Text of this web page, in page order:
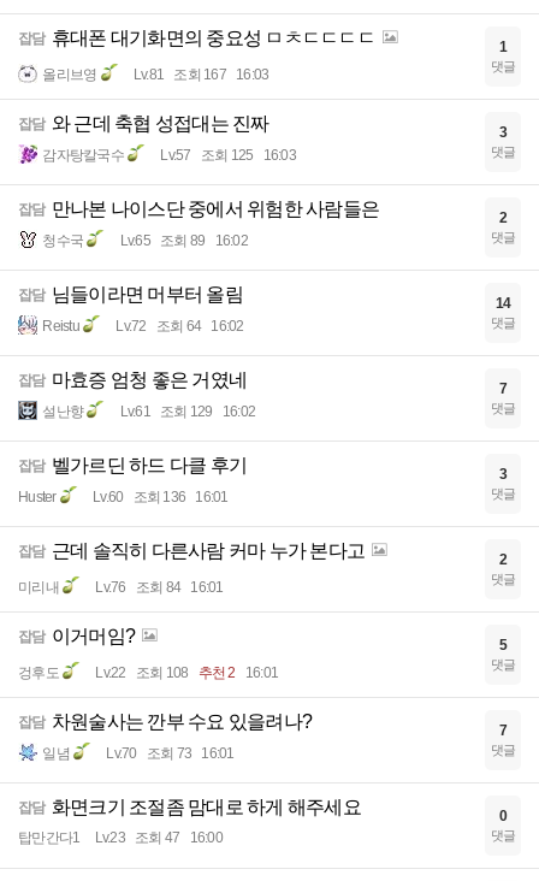
잡담 휴대폰 대기화면의 중요성 ㅁㅊㄷㄷㄷㄷ
올리브영 Lv.81 조회 167 16:03
1
댓글
잡담 와 근데 축협 성접대는 진짜
감자탕칼국수 Lv.57 조회 125 16:03
3
댓글
잡담 만나본 나이스단 중에서 위험한 사람들은
청수국 Lv.65 조회 89 16:02
2
댓글
잡담 님들이라면 머부터 올림
Reistu Lv.72 조회 64 16:02
14
댓글
잡담 마효증 엄청 좋은 거였네
설난향 Lv.61 조회 129 16:02
7
댓글
잡담 벨가르딘 하드 다클 후기
Huster Lv.60 조회 136 16:01
3
댓글
잡담 근데 솔직히 다른사람 커마 누가 본다고
미리내 Lv.76 조회 84 16:01
2
댓글
잡담 이거머임?
겅후도 Lv.22 조회 108 추천 2 16:01
5
댓글
잡담 차원술사는 깐부 수요 있을려나?
일념 Lv.70 조회 73 16:01
7
댓글
잡담 화면크기 조절좀 맘대로 하게 해주세요
탑만간다1 Lv.23 조회 47 16:00
0
댓글